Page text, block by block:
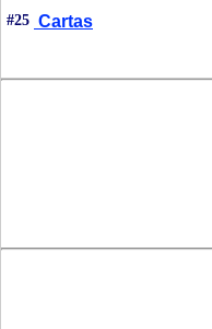
#25 Cartas